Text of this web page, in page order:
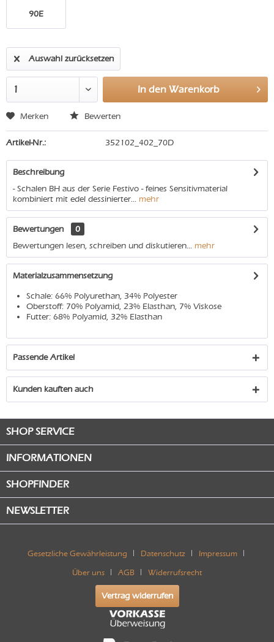
90E
Auswahl zurücksetzen
In den Warenkorb
Merken Bewerten
Artikel-Nr.: 352102_402_70D
Beschreibung
- Schalen BH aus der Serie Festivo - feines Sensitivmaterial
kombiniert mit edel dessinierter... mehr
Bewertungen
0
Bewertungen lesen, schreiben und diskutieren... mehr
Materialzusammensetzung
Schale: 66% Polyurethan, 34% Polyester
Oberstoff: 70% Polyamid, 23% Elasthan, 7% Viskose
Futter: 68% Polyamid, 32% Elasthan
Passende Artikel
Kunden kauften auch
SHOP SERVICE
INFORMATIONEN
SHOPFINDER
NEWSLETTER
Gesetzliche Gewährleistung Datenschutz Impressum
Über uns AGB Widerrufsrecht
Vertrag widerrufen